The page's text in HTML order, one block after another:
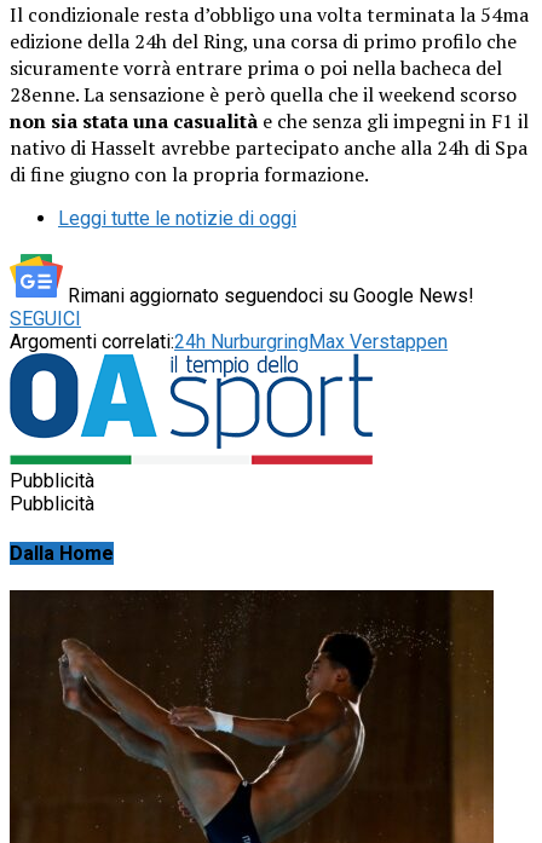
Il condizionale resta d’obbligo una volta terminata la 54ma
edizione della 24h del Ring, una corsa di primo profilo che
sicuramente vorrà entrare prima o poi nella bacheca del
28enne. La sensazione è però quella che il weekend scorso
non sia stata una casualità e che senza gli impegni in F1 il
nativo di Hasselt avrebbe partecipato anche alla 24h di Spa
di fine giugno con la propria formazione.
Leggi tutte le notizie di oggi
Rimani aggiornato seguendoci su Google News!
SEGUICI
Argomenti correlati:24h NurburgringMax Verstappen
Pubblicità
Pubblicità
Dalla Home